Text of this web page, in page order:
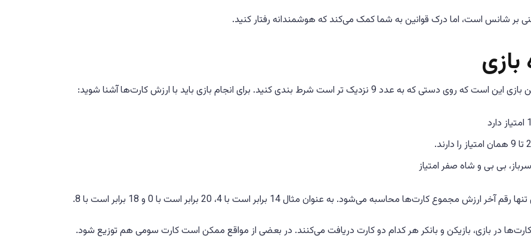
بر شانس است، اما درک قوانین به شما کمک می‌کند که هوشمندانه رفتار کنید.
دستی که به عدد 9 نزدیک تر است شرط بندی کنید. برای انجام بازی باید با ارزش کارت‌ها آشنا شوید:
بی بی و شاه صفر امتیاز
آخر ارزش مجموع کارت‌ها محاسبه می‌شود. به عنوان مثال 14 برابر است با 4، 20 برابر است با 0 و 18 برابر است با 8.
کارت‌ها در بازی، بازیکن و بانکر هر کدام دو کارت دریافت می‌کنند. در بعضی از مواقع ممکن است کارت سومی هم توزیع شود.